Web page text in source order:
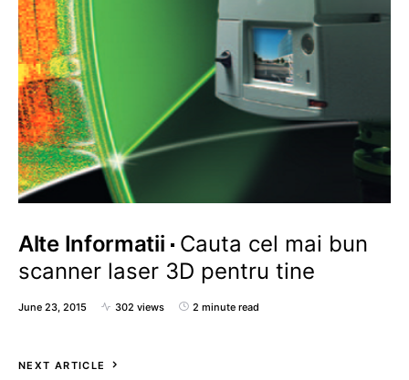
Alte Informatii
Cauta cel mai bun
scanner laser 3D pentru tine
June 23, 2015 302 views 2 minute read
NEXT ARTICLE